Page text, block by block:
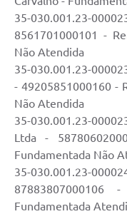
35-030.001.23-
8561701000101 -
Não Atendida
35-030.001.23-
- 49205851000160 -
Não Atendida
35-030.001.23-
Ltda -
Fundamentada Não
35-030.001.23-
Fundamentada